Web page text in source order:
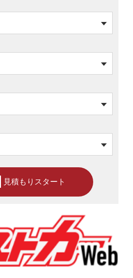
見積もりスタート